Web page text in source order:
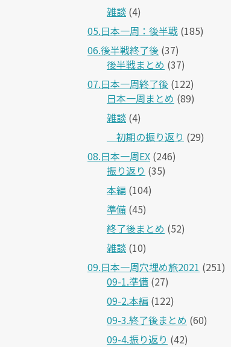
雑談 (4)
05.日本一周：後半戦 (185)
06.後半戦終了後 (37)
後半戦まとめ (37)
07.日本一周終了後 (122)
日本一周まとめ (89)
雑談 (4)
＿初期の振り返り (29)
08.日本一周EX (246)
振り返り (35)
本編 (104)
準備 (45)
終了後まとめ (52)
雑談 (10)
09.日本一周穴埋め旅2021 (251)
09-1.準備 (27)
09-2.本編 (122)
09-3.終了後まとめ (60)
09-4.振り返り (42)